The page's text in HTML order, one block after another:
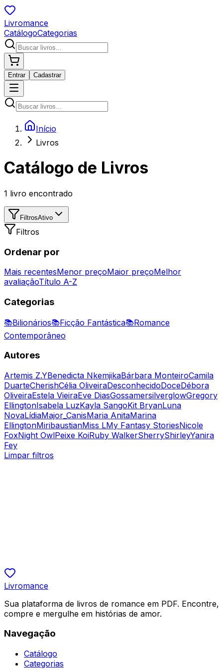
Livromance
CatálogoCategorias
Entrar Cadastrar
Início
Livros
Catálogo de Livros
1 livro encontrado
FiltrosAtivo
Filtros
Ordenar por
Mais recentesMenor preçoMaior preçoMelhor
avaliaçãoTítulo A-Z
Categorias
📚Bilionários📚Ficção Fantástica📚Romance
Contemporâneo
Autores
Artemis Z.YBenedicta NkemjikaBárbara MonteiroCamila
DuarteCherishCélia OliveiraDesconhecidoDoceDébora
OliveiraEstela VieiraEve DiasGossamersilverglowGregory
EllingtonIsabela LuzKayla SangoKit BryanLuna
NovaLídiaMajor_CanisMaria AnitaMarina
EllingtonMiribaustianMiss LMy Fantasy StoriesNicole
FoxNight OwlPeixe KoiRuby WalkerSherryShirleyYanira
Fey
Limpar filtros
Livromance
Sua plataforma de livros de romance em PDF. Encontre,
compre e mergulhe em histórias de amor.
Navegação
Catálogo
Categorias